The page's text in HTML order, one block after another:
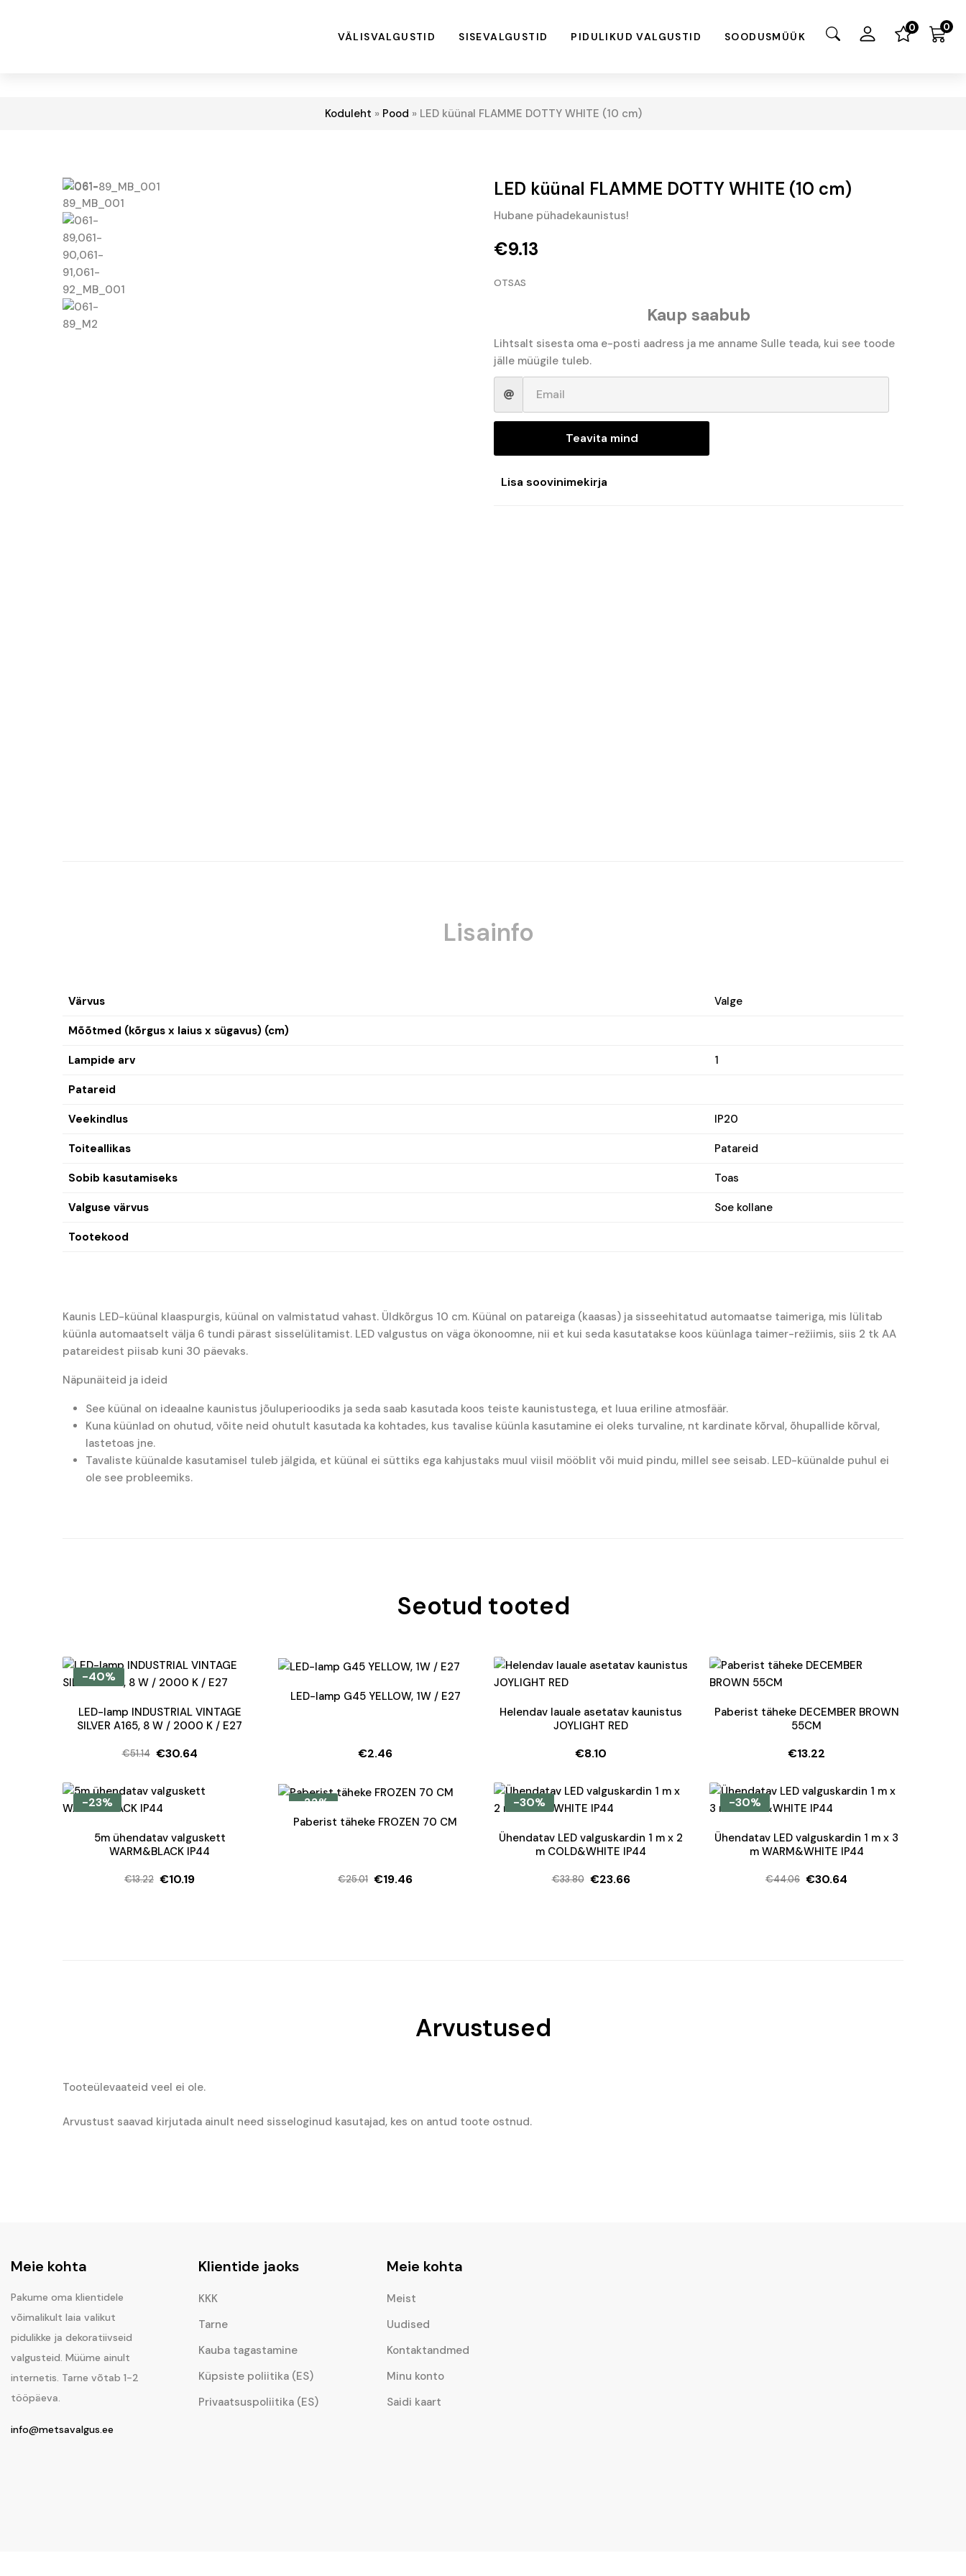
0 0
VÄLISVALGUSTID SISEVALGUSTID PIDULIKUD VALGUSTID SOODUSMÜÜK
Koduleht » Pood » LED küünal FLAMME DOTTY WHITE (10 cm)
LED küünal FLAMME DOTTY WHITE (10 cm)
Hubane pühadekaunistus!
€9.13
OTSAS
Kaup saabub
Lihtsalt sisesta oma e-posti aadress ja me anname Sulle teada, kui see toode
jälle müügile tuleb.
Teavita mind
Lisa soovinimekirja
Lisainfo
Värvus Valge
Mõõtmed (kõrgus x laius x sügavus) (cm)
Lampide arv 1
Patareid
Veekindlus IP20
Toiteallikas Patareid
Sobib kasutamiseks Toas
Valguse värvus Soe kollane
Tootekood
Kaunis LED-küünal klaaspurgis, küünal on valmistatud vahast. Üldkõrgus 10 cm. Küünal on patareiga (kaasas) ja sisseehitatud automaatse taimeriga, mis lülitab
küünla automaatselt välja 6 tundi pärast sisselülitamist. LED valgustus on väga ökonoomne, nii et kui seda kasutatakse koos küünlaga taimer-režiimis, siis 2 tk AA
patareidest piisab kuni 30 päevaks.
Näpunäiteid ja ideid
See küünal on ideaalne kaunistus jõuluperioodiks ja seda saab kasutada koos teiste kaunistustega, et luua eriline atmosfäär.
Kuna küünlad on ohutud, võite neid ohutult kasutada ka kohtades, kus tavalise küünla kasutamine ei oleks turvaline, nt kardinate kõrval, õhupallide kõrval,
lastetoas jne.
Tavaliste küünalde kasutamisel tuleb jälgida, et küünal ei süttiks ega kahjustaks muul viisil mööblit või muid pindu, millel see seisab. LED-küünalde puhul ei
ole see probleemiks.
Seotud tooted
-40%
LED-lamp INDUSTRIAL VINTAGE
SILVER A165, 8 W / 2000 K / E27
€51.14
Algne
oli:
€51.14.
€30.64
Current
is:
€30.64.
LED-lamp G45 YELLOW, 1W / E27
€2.46
Helendav lauale asetatav kaunistus
JOYLIGHT RED
€8.10
Paberist täheke DECEMBER BROWN
55CM
€13.22
-23%
5m ühendatav valguskett
WARM&BLACK IP44
€13.22
Algne
€10.19
Current
-22%
Paberist täheke FROZEN 70 CM
€25.01
Algne
€19.46
Current
-30%
Ühendatav LED valguskardin 1 m x 2
m COLD&WHITE IP44
€33.80
Algne
€23.66
Current
-30%
Ühendatav LED valguskardin 1 m x 3
m WARM&WHITE IP44
€44.06
Algne
€30.64
Current
Arvustused
Tooteülevaateid veel ei ole.
Arvustust saavad kirjutada ainult need sisseloginud kasutajad, kes on antud toote ostnud.
Meie kohta
Pakume oma klientidele
võimalikult laia valikut
pidulikke ja dekoratiivseid
valgusteid. Müüme ainult
internetis. Tarne võtab 1-2
tööpäeva.
info@metsavalgus.ee
Klientide jaoks
KKK
Tarne
Kauba tagastamine
Küpsiste poliitika (ES)
Privaatsuspoliitika (ES)
Meie kohta
Meist
Uudised
Kontaktandmed
Minu konto
Saidi kaart